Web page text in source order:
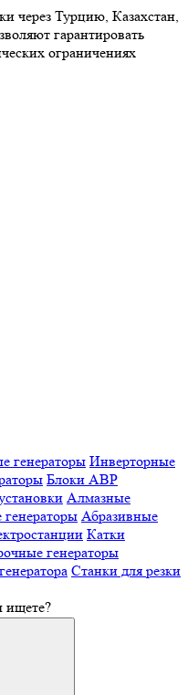
через Турцию, Казахстан,
гарантировать
ограничениях
генераторы Инверторные
Блоки АВР
Алмазные
генераторы Абразивные
Катки
генераторы
Станки для резки
ищете?